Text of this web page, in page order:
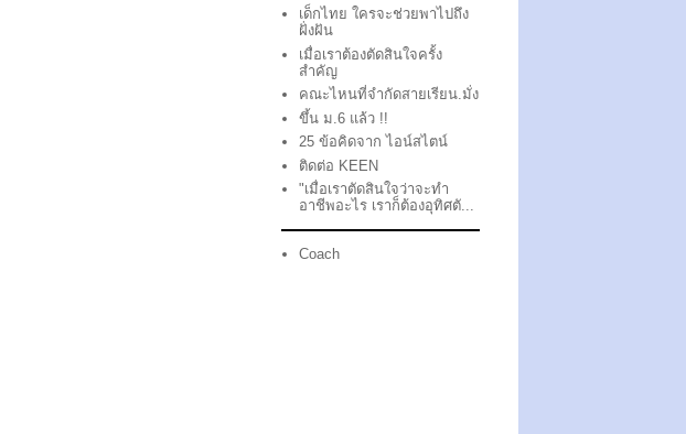
เด็กไทย ใครจะช่วยพาไปถึง
ฝั่งฝัน
เมื่อเราต้องตัดสินใจครั้ง
สำคัญ
คณะไหนที่จำกัดสายเรียน.มั่ง
ขึ้น ม.6 แล้ว !!
25 ข้อคิดจาก ไอน์สไตน์
ติดต่อ KEEN
"เมื่อเราตัดสินใจว่าจะทำ
อาชีพอะไร เราก็ต้องอุทิศตั...
Coach